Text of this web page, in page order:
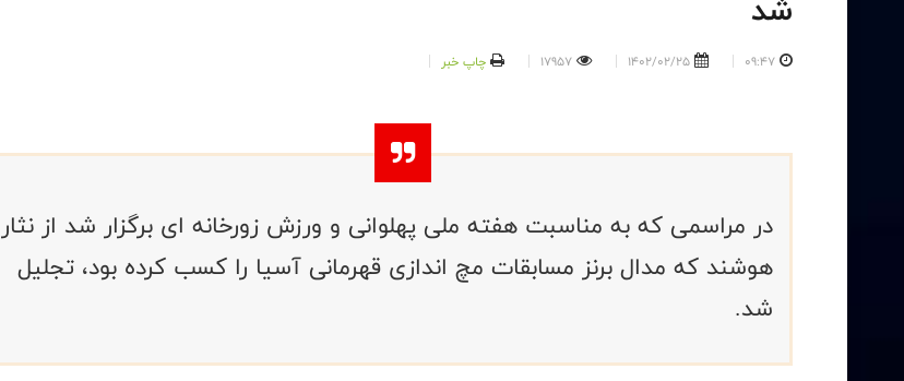
09:47
1402/02/25
17957 چاپ خبر
در مراسمی که به مناسبت هفته ملی پهلوانی و ورزش زورخانه ای برگزار شد از نثار
هوشند که مدال برنز مسابقات مچ اندازی قهرمانی آسیا را کسب کرده بود، تجلیل
شد.